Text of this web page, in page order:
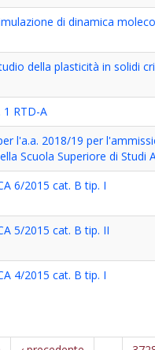
di dinamica
della plasticità in solidi
RTD-A
l'a.a. 2018/19 per
Scuola Superiore di Studi
6/2015 cat. B tip. I
5/2015 cat. B tip. II
4/2015 cat. B tip. I